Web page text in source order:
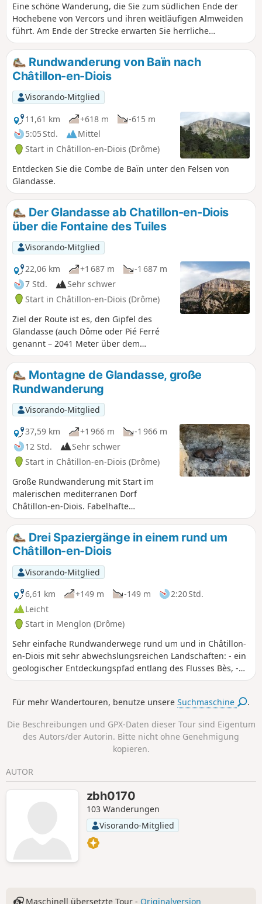
Eine schöne Wanderung, die Sie zum südlichen Ende der
Hochebene von Vercors und ihren weitläufigen Almweiden
führt. Am Ende der Strecke erwarten Sie herrliche
Panoramablicke auf das Diois und den Kar von Archiane.
Rundwanderung von Baïn nach
Châtillon-en-Diois
Visorando-Mitglied
11,61 km
+618 m
-615 m
5:05 Std.
Mittel
Start in Châtillon-en-Diois (Drôme)
Entdecken Sie die Combe de Baïn unter den Felsen von
Glandasse.
Der Glandasse ab Chatillon-en-Diois
über die Fontaine des Tuiles
Visorando-Mitglied
22,06 km
+1 687 m
-1 687 m
7 Std.
Sehr schwer
Start in Châtillon-en-Diois (Drôme)
Ziel der Route ist es, den Gipfel des
Glandasse (auch Dôme oder Pié Ferré
genannt – 2041 Meter über dem
Meeresspiegel) über einen alternativen
Weg zumGR®91zu erreichen: Pié de
Boeuf, Umgebung des Col de Caux (mit
Blick auf das Baïn-Tal), Fontaine des
Tuiles (überragt vom Roc d'Ambane). Der
Rückweg erfolgt über denGR®91.
Montagne de Glandasse, große
Rundwanderung
Visorando-Mitglied
37,59 km
+1 966 m
-1 966 m
12 Std.
Sehr schwer
Start in Châtillon-en-Diois (Drôme)
Große Rundwanderung mit Start im
malerischen mediterranen Dorf
Châtillon-en-Diois. Fabelhafte
Landschaften am Glandasse und auf
den Hochebenen des Vercors, mit einer
kleinen Herausforderung hinsichtlich
der Orientierung. Möglichkeit, die
Wanderung auf zwei Tage zu verteilen
und am grandiosen Pas de l’Aiguille
eine Etappe einzulegen.
Drei Spaziergänge in einem rund um
Châtillon-en-Diois
Visorando-Mitglied
6,61 km
+149 m -149 m
2:20 Std.
Leicht
Start in Menglon (Drôme)
Sehr einfache Rundwanderwege rund um und in Châtillon-
en-Diois mit sehr abwechslungsreichen Landschaften: - ein
geologischer Entdeckungspfad entlang des Flusses Bès, -
ein Bummel durch die Gassen des alten Dorfes, - ein
des Waldes Forêt de Giono.
Für mehr Wandertouren, benutze unsereSuchmaschine .
Die Beschreibungen und GPX-Daten dieser Tour sind Eigentum
des Autors/der Autorin. Bitte nicht ohne Genehmigung
kopieren.
AUTOR
zbh0170
103 Wanderungen
Visorando-Mitglied
Maschinell übersetzte Tour - Originalversion